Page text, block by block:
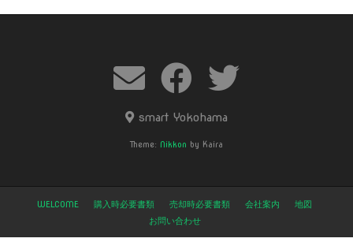
smart Yokohama
Theme: Nikkon by Kaira
WELCOME 購入時必要書類 売却時必要書類 会社案内
地図
お問い合わせ